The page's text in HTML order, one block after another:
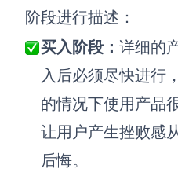
阶段进行描述：
买入阶段： 详细的
入后必须尽快进行
的情况下使用产品
让用户产生挫败感
后悔。